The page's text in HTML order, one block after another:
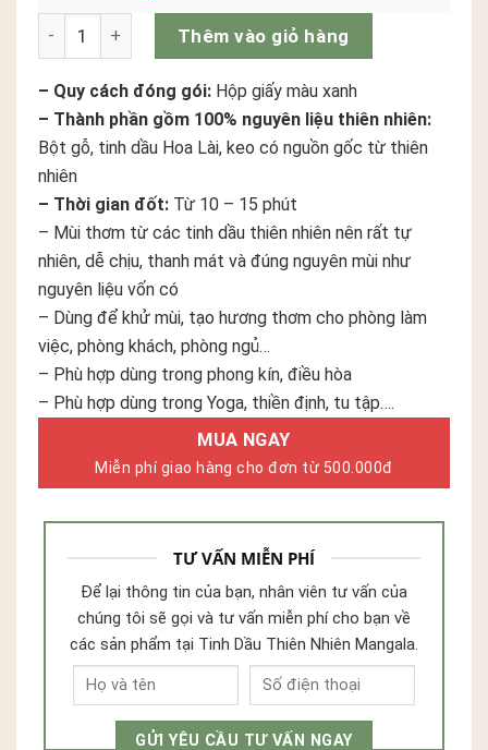
Nụ Thảo Mộc Hoa Lài – 45 viên | RANA số lượng
Thêm vào giỏ hàng
– Quy cách đóng gói:Hộp giấy màu xanh
– Thành phần gồm 100% nguyên liệu thiên nhiên:
Bột gỗ, tinh dầu Hoa Lài, keo có nguồn gốc từ thiên
nhiên
– Thời gian đốt:Từ 10 – 15 phút
– Mùi thơm từ các tinh dầu thiên nhiên nên rất tự
nhiên, dễ chịu, thanh mát và đúng nguyên mùi như
nguyên liệu vốn có
– Dùng để khử mùi, tạo hương thơm cho phòng làm
việc, phòng khách, phòng ngủ…
– Phù hợp dùng trong phong kín, điều hòa
– Phù hợp dùng trong Yoga, thiền định, tu tập….
MUA NGAY
Miễn phí giao hàng cho đơn từ 500.000đ
TƯ VẤN MIỄN PHÍ
Để lại thông tin của bạn, nhân viên tư vấn của
chúng tôi sẽ gọi và tư vấn miễn phí cho bạn về
các sản phẩm tại Tinh Dầu Thiên Nhiên Mangala.